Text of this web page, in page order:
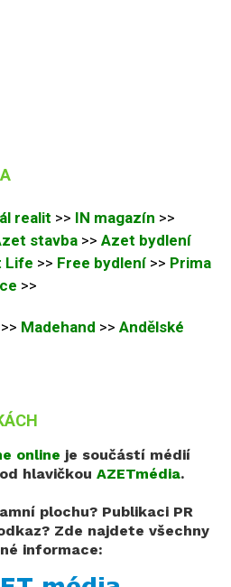
realit >> IN magazín >>
stavba >> Azet bydlení
Life >> Free bydlení >> Prima
>>
>> Madehand >> Andělské
online je součástí médií
hlavičkou AZETmédia.
plochu? Publikaci PR
Zde najdete všechny
informace: